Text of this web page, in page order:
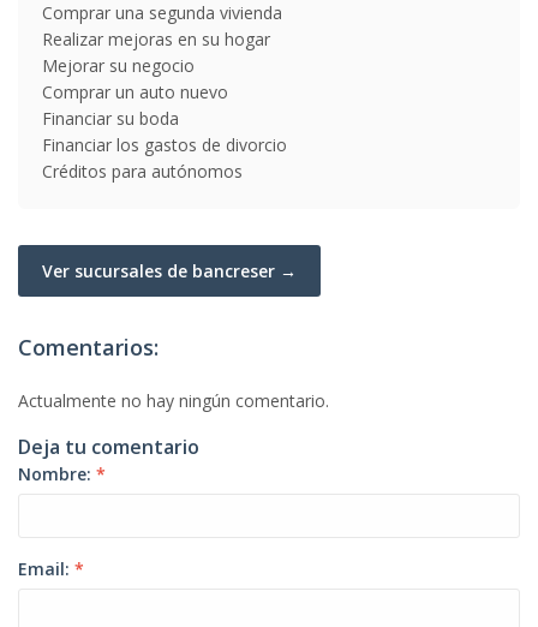
Comprar una segunda vivienda
Realizar mejoras en su hogar
Mejorar su negocio
Comprar un auto nuevo
Financiar su boda
Financiar los gastos de divorcio
Créditos para autónomos
Ver sucursales de bancreser →
Comentarios:
Actualmente no hay ningún comentario.
Deja tu comentario
Nombre: *
Email: *